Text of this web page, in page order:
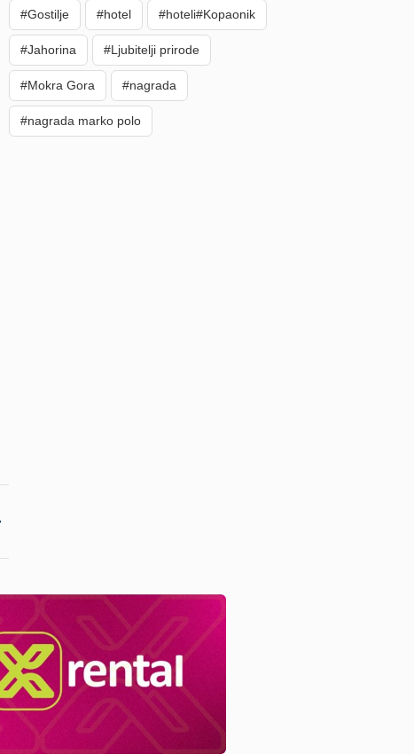
#Gostilje #hotel #hoteli#Kopaonik
#Jahorina #Ljubitelji prirode
#Mokra Gora #nagrada
#nagrada marko polo